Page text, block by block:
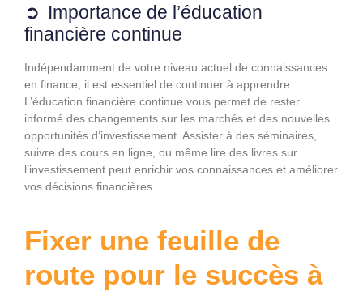
Importance de l’éducation
financière continue
Indépendamment de votre niveau actuel de connaissances
en finance, il est essentiel de continuer à apprendre.
L’éducation financière continue vous permet de rester
informé des changements sur les marchés et des nouvelles
opportunités d’investissement. Assister à des séminaires,
suivre des cours en ligne, ou même lire des livres sur
l’investissement peut enrichir vos connaissances et améliorer
vos décisions financières.
Fixer une feuille de
route pour le succès à